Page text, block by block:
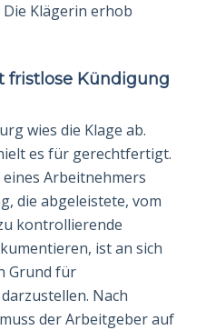
Klägerin erhob
fristlose Kündigung
wies die Klage ab.
es für gerechtfertigt.
Arbeitnehmers
die abgeleistete, vom
kontrollierende
ist an sich
Grund für
Nach
der Arbeitgeber auf